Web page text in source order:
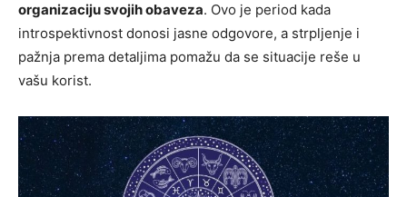
organizaciju svojih obaveza. Ovo je period kada
introspektivnost donosi jasne odgovore, a strpljenje i
pažnja prema detaljima pomažu da se situacije reše u
vašu korist.